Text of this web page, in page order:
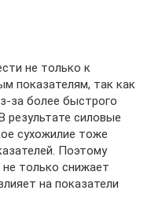
не только к
показателям, так как
за более быстрого
силовые
сухожилие тоже
Поэтому
только снижает
на показатели